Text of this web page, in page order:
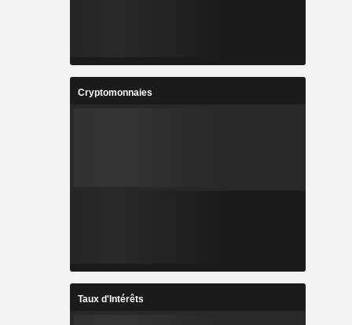
Cryptomonnaies
Taux d'Intérêts